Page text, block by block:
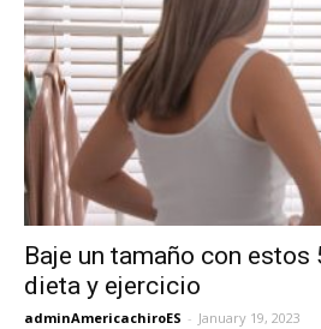
Baje un tamaño con estos
dieta y ejercicio
adminAmericachiroES - January 19, 2023